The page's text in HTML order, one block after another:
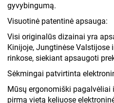
gyvybingumą.
Visuotinė patentinė apsauga:
Visi originalūs dizainai yra
Kinijoje, Jungtinėse Valstijose
rinkose, siekiant apsaugoti
Sėkmingai patvirtinta
Mūsų ergonomiški pagalvėliai
pirmą vietą keliuose